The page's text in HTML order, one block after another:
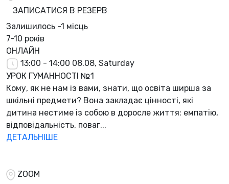
ЗАПИСАТИСЯ В РЕЗЕРВ
Залишилось -1 місць
7-10 років
ОНЛАЙН
13:00 - 14:00 08.08, Saturday
УРОК ГУМАННОСТІ №1
Кому, як не нам із вами, знати, що освіта ширша за
шкільні предмети? Вона закладає цінності, які
дитина нестиме із собою в доросле життя: емпатію,
відповідальність, поваг...
ДЕТАЛЬНІШЕ
ZOOM